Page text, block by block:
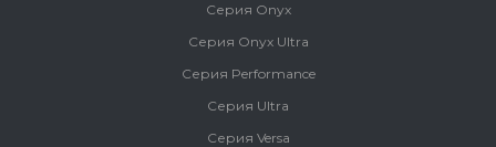
Серия Onyx
Серия Onyx Ultra
Серия Performance
Серия Ultra
Серия Versa